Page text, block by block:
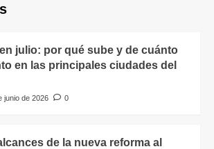
julio: por qué sube y de cuánto
en las principales ciudades del
junio de 2026
0
de la nueva reforma al